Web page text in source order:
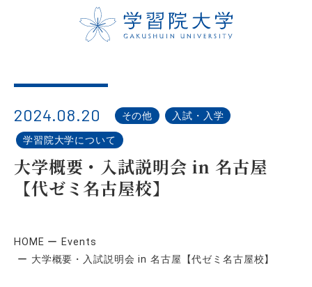
2024.08.20 その他 入試・入学
学習院大学について
大学概要・入試説明会 in 名古屋
【代ゼミ名古屋校】
HOME
Events
大学概要・入試説明会 in 名古屋【代ゼミ名古屋校】